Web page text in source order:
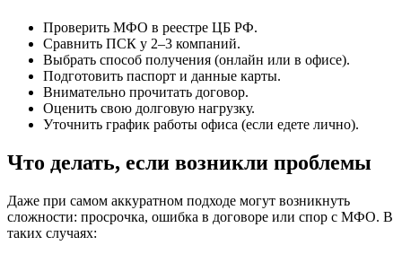
Проверить МФО в реестре ЦБ РФ.
Сравнить ПСК у 2–3 компаний.
Выбрать способ получения (онлайн или в офисе).
Подготовить паспорт и данные карты.
Внимательно прочитать договор.
Оценить свою долговую нагрузку.
Уточнить график работы офиса (если едете лично).
Что делать, если возникли проблемы
Даже при самом аккуратном подходе могут возникнуть
сложности: просрочка, ошибка в договоре или спор с МФО. В
таких случаях: